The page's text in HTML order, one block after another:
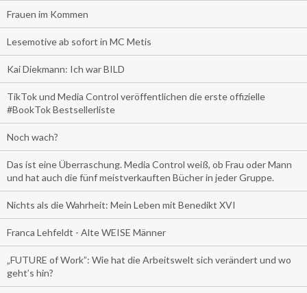
Frauen im Kommen
Lesemotive ab sofort in MC Metis
Kai Diekmann: Ich war BILD
TikTok und Media Control veröffentlichen die erste offizielle
#BookTok Bestsellerliste
Noch wach?
Das ist eine Überraschung. Media Control weiß, ob Frau oder Mann
und hat auch die fünf meistverkauften Bücher in jeder Gruppe.
Nichts als die Wahrheit: Mein Leben mit Benedikt XVI
Franca Lehfeldt - Alte WEISE Männer
„FUTURE of Work”: Wie hat die Arbeitswelt sich verändert und wo
geht’s hin?